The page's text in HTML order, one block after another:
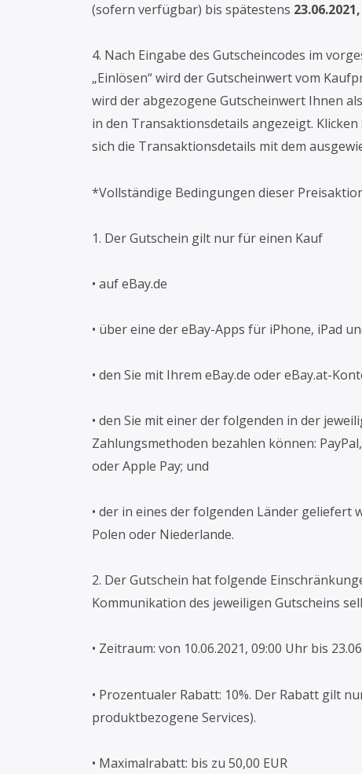
(sofern verfügbar) bis spätestens
4. Nach Eingabe des Gutscheincodes im
„Einlösen“ wird der Gutscheinwert vom
wird der abgezogene Gutscheinwert Ihnen
in den Transaktionsdetails angezeigt.
sich die Transaktionsdetails mit dem
*Vollständige Bedingungen dieser
1. Der Gutschein gilt nur für einen Kauf
• auf eBay.de
• über eine der eBay-Apps für iPhone, iPad
• den Sie mit Ihrem eBay.de oder eBay.at-
• den Sie mit einer der folgenden in der
Zahlungsmethoden bezahlen können:
oder Apple Pay; und
• der in eines der folgenden Länder geliefert
Polen oder Niederlande.
2. Der Gutschein hat folgende
Kommunikation des jeweiligen Gutscheins
• Zeitraum: von 10.06.2021, 09:00 Uhr bis
• Prozentualer Rabatt: 10%. Der Rabatt gilt
produktbezogene Services).
• Maximalrabatt: bis zu 50,00 EUR